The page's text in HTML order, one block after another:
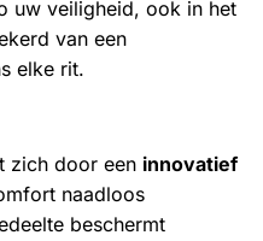
uw veiligheid, ook in het
van een
elke rit.
zich door een innovatief
naadloos
beschermt